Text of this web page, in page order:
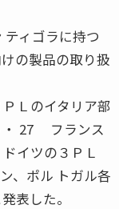
ィゴラに持つ
の製品の取り扱
Ｌのイタリア部
27 フランス
イツの３ＰＬ
、ポル トガル各
表した。